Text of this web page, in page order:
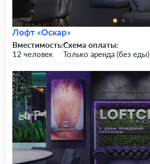
Лофт «Оскар»
Вместимость:
12 человек
Схема оплаты:
Только аренда (без еды)